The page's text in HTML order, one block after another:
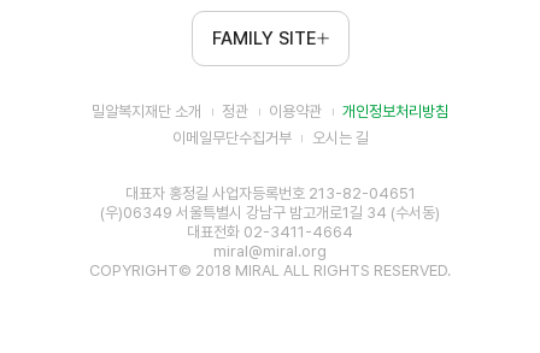
FAMILY SITE
밀알복지재단 소개 정관 이용약관
개인정보처리방침
이메일무단수집거부
오시는 길
대표자 홍정길 사업자등록번호 213-82-04651
(우)06349 서울특별시 강남구 밤고개로1길 34 (수서동)
대표전화 02-3411-4664
miral@miral.org
COPYRIGHT© 2018 MIRAL ALL RIGHTS RESERVED.